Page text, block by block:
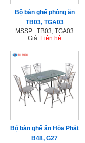
Bộ bàn ghế phòng ăn
TB03, TGA03
MSSP : TB03, TGA03
Giá: Liên hệ
Bộ bàn ghế ăn Hòa Phát
B48, G27